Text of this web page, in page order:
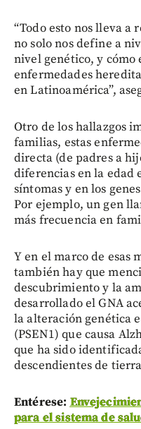
“Todo esto nos lleva a
no solo nos define a
nivel genético, y cómo
enfermedades
en Latinoamérica”,
Otro de los hallazgos
familias, estas
directa (de padres a
diferencias en la edad
síntomas y en los
Por ejemplo, un gen
más frecuencia en
Y en el marco de esas
también hay que
descubrimiento y la
desarrollado el GNA
la alteración genética
(PSEN1) que causa
que ha sido
descendientes de
Entérese:
para el sistema de